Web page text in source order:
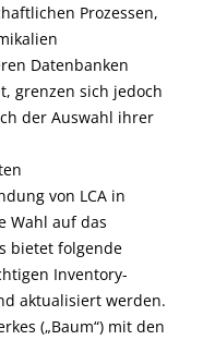
Prozessen,
Datenbanken
grenzen sich jedoch
der Auswahl ihrer
von LCA in
Wahl auf das
bietet folgende
Inventory-
aktualisiert werden.
(„Baum“) mit den